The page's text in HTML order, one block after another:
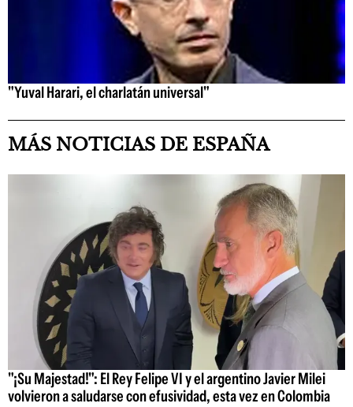
"Yuval Harari, el charlatán universal"
MÁS NOTICIAS DE ESPAÑA
"¡Su Majestad!": El Rey Felipe VI y el argentino Javier Milei
volvieron a saludarse con efusividad, esta vez en Colombia